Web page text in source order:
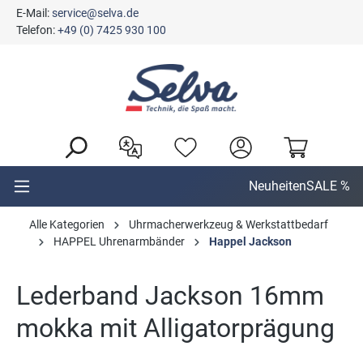
springen
E-Mail:service@selva.de
Telefon:+49 (0) 7425 930 100
NeuheitenSALE %
Alle Kategorien
Uhrmacherwerkzeug & Werkstattbedarf
HAPPEL Uhrenarmbänder
Happel Jackson
Lederband Jackson 16mm
mokka mit Alligatorprägung